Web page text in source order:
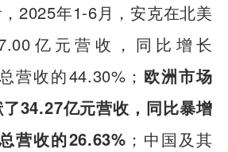
2025年1-6月，安克在北美
亿元营收，同比增长
营收的44.30%； 欧洲市场
34.27亿元营收，同比暴增
营收的26.63% ；中国及其